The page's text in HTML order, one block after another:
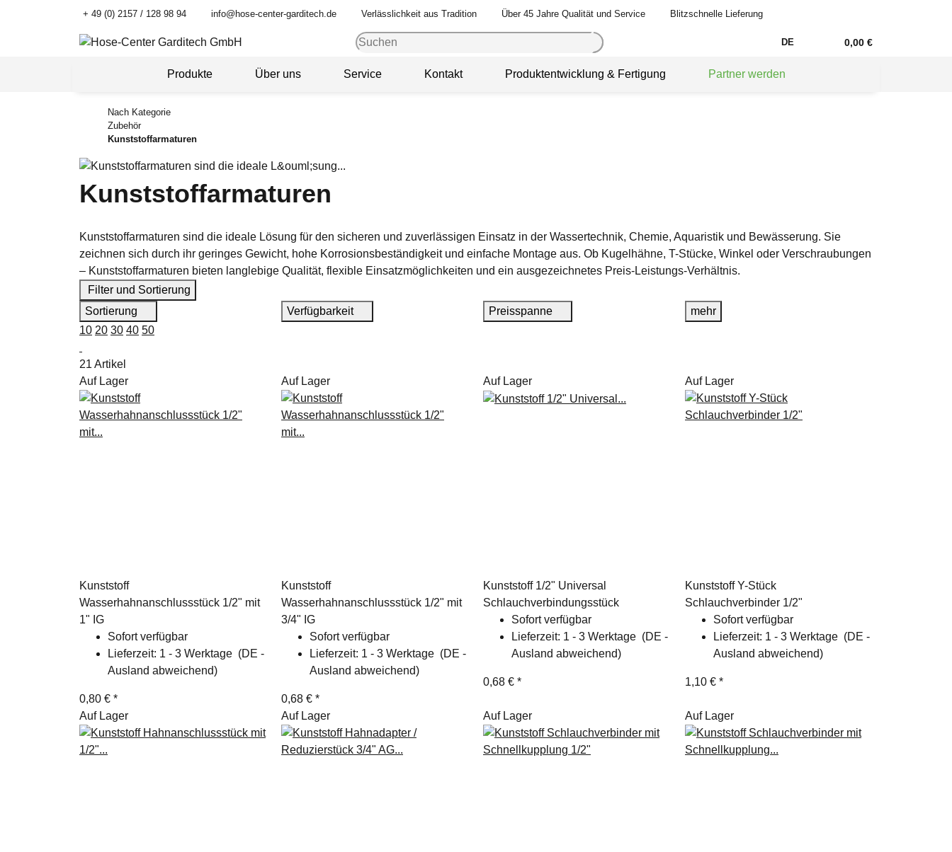
+ 49 (0) 2157 / 128 98 94 info@hose-center-garditech.de Verlässlichkeit aus Tradition Über 45 Jahre Qualität und Service Blitzschnelle Lieferung
DE 0,00 €
Produkte Über uns Service Kontakt Produktentwicklung & Fertigung Partner werden
Nach Kategorie
Zubehör
Kunststoffarmaturen
Kunststoffarmaturen
Kunststoffarmaturen sind die ideale Lösung für den sicheren und zuverlässigen Einsatz in der Wassertechnik, Chemie, Aquaristik und Bewässerung. Sie
zeichnen sich durch ihr geringes Gewicht, hohe Korrosionsbeständigkeit und einfache Montage aus. Ob Kugelhähne, T-Stücke, Winkel oder Verschraubungen
– Kunststoffarmaturen bieten langlebige Qualität, flexible Einsatzmöglichkeiten und ein ausgezeichnetes Preis-Leistungs-Verhältnis.
Filter und Sortierung
Sortierung
Verfügbarkeit Preisspanne
mehr
10 20 30 40 50
21 Artikel
Auf Lager
Kunststoff
Wasserhahnanschlussstück 1/2" mit
1" IG
Sofort verfügbar
Lieferzeit: 1 - 3 Werktage (DE -
Ausland abweichend)
0,80 € *
Auf Lager
Kunststoff
Wasserhahnanschlussstück 1/2" mit
3/4" IG
Sofort verfügbar
Lieferzeit: 1 - 3 Werktage (DE -
Ausland abweichend)
0,68 € *
Auf Lager
Kunststoff 1/2" Universal
Schlauchverbindungsstück
Sofort verfügbar
Lieferzeit: 1 - 3 Werktage (DE -
Ausland abweichend)
0,68 € *
Auf Lager
Kunststoff Y-Stück
Schlauchverbinder 1/2"
Sofort verfügbar
Lieferzeit: 1 - 3 Werktage (DE -
Ausland abweichend)
1,10 € *
Auf Lager Auf Lager Auf Lager Auf Lager